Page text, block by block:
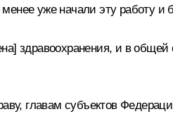
уже начали эту работу и
здравоохранения, и в
главам субъектов